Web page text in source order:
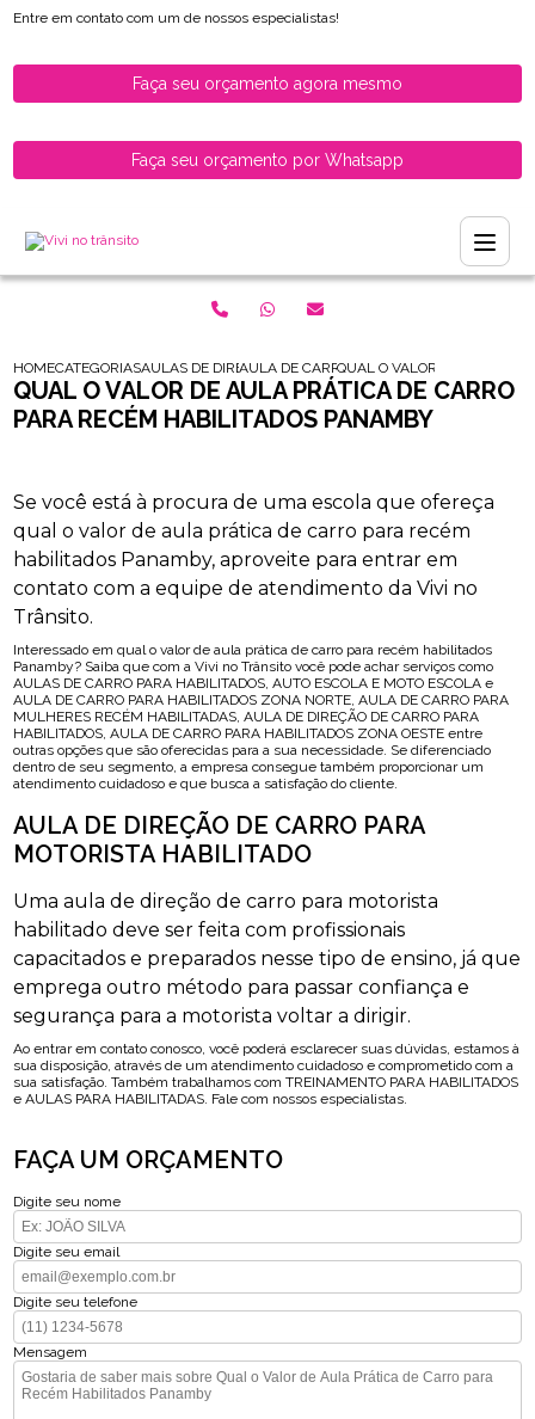
Entre em contato com um de nossos especialistas!
Faça seu orçamento agora mesmo
Faça seu orçamento por Whatsapp
HOMECATEGORIASAULAS DE DIRECAO PARA HABILITADOS
AULA DE CARRO PARA MOTORISTAS
QUAL O VALOR DE AULA
QUAL O VALOR DE AULA PRÁTICA DE CARRO
PARA RECÉM HABILITADOS PANAMBY
Se você está à procura de uma escola que ofereça
qual o valor de aula prática de carro para recém
habilitados Panamby, aproveite para entrar em
contato com a equipe de atendimento da Vivi no
Trânsito.
Interessado em qual o valor de aula prática de carro para recém habilitados
Panamby? Saiba que com a Vivi no Trânsito você pode achar serviços como
AULAS DE CARRO PARA HABILITADOS, AUTO ESCOLA E MOTO ESCOLA e
AULA DE CARRO PARA HABILITADOS ZONA NORTE, AULA DE CARRO PARA
MULHERES RECÉM HABILITADAS, AULA DE DIREÇÃO DE CARRO PARA
HABILITADOS, AULA DE CARRO PARA HABILITADOS ZONA OESTE entre
outras opções que são oferecidas para a sua necessidade. Se diferenciado
dentro de seu segmento, a empresa consegue também proporcionar um
atendimento cuidadoso e que busca a satisfação do cliente.
AULA DE DIREÇÃO DE CARRO PARA
MOTORISTA HABILITADO
Uma aula de direção de carro para motorista
habilitado deve ser feita com profissionais
capacitados e preparados nesse tipo de ensino, já que
emprega outro método para passar confiança e
segurança para a motorista voltar a dirigir.
Ao entrar em contato conosco, você poderá esclarecer suas dúvidas, estamos à
sua disposição, através de um atendimento cuidadoso e comprometido com a
sua satisfação. Também trabalhamos com TREINAMENTO PARA HABILITADOS
e AULAS PARA HABILITADAS. Fale com nossos especialistas.
FAÇA UM ORÇAMENTO
Digite seu nome
Digite seu email
Digite seu telefone
Mensagem